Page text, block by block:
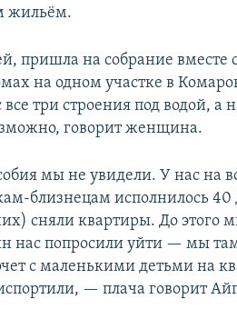
жильём.
пришла на собрание вместе
на одном участке в
три строения под водой, а
говорит женщина.
мы не увидели. У нас на
близнецам исполнилось 40
сняли квартиры. До этого
нас попросили уйти — мы
с маленькими детьми на
— плача говорит